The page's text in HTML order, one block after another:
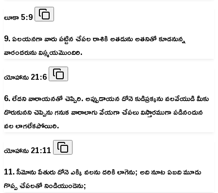
లూకా 5:9
9. ఏలయనగా వారు పట్టిన చేపల రాశికి అతడును అతనితో కూడనున్న
వారందరును విస్మయమొందిరి.
యోహాను 21:6
6. లేదని వారాయనతో చెప్పిరి. అప్పుడాయన దోనె కుడిప్రక్కను వలవేయుడి మీకు
దొరుకునని చెప్పెను గనుక వారాలాగు వేయగా చేపలు విస్తారముగా పడినందున
వల లాగలేకపోయిరి.
యోహాను 21:11
11. సీమోను పేతురు దోనె ఎక్కి వలను దరికి లాగెను; అది నూట ఏబది మూడు
గొప్ప చేపలతో నిండియుండెను;